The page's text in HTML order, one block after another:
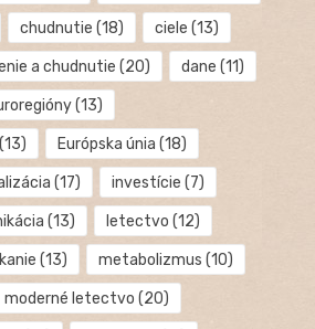
chudnutie (18) ciele (13)
a chudnutie (20) dane (11)
(13)
(13) Európska únia (18)
(17) investície (7)
(13) letectvo (12)
(13) metabolizmus (10)
moderné letectvo (20)